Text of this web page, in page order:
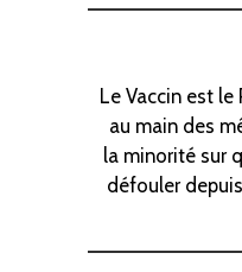
Le Vaccin est le Pouvoir, le Pouvoir est
au main des
la minorité sur
défouler